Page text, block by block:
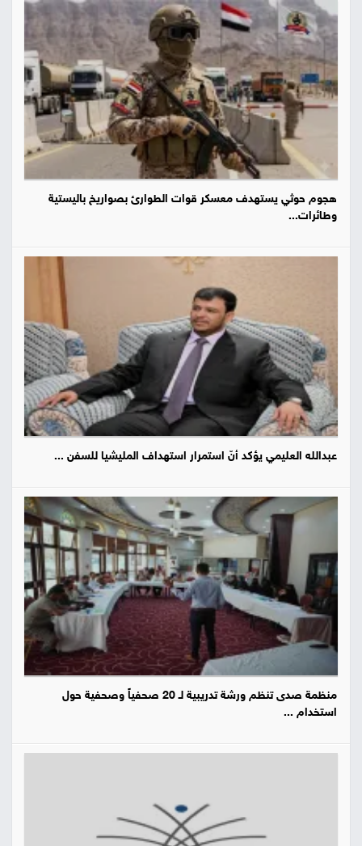
هجوم حوثي يستهدف معسكر قوات الطوارئ بصواريخ باليستية
وطائرات...
عبدالله العليمي يؤكد أنّ استمرار استهداف المليشيا للسفن ...
منظمة صدى تنظم ورشة تدريبية لـ 20 صحفياً وصحفية حول
استخدام ...